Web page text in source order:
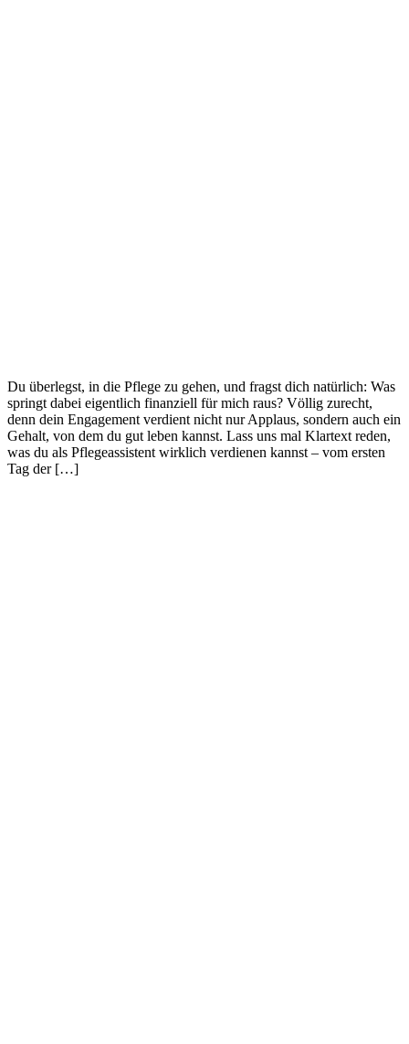
Du überlegst, in die Pflege zu gehen, und fragst dich natürlich: Was
springt dabei eigentlich finanziell für mich raus? Völlig zurecht,
denn dein Engagement verdient nicht nur Applaus, sondern auch ein
Gehalt, von dem du gut leben kannst. Lass uns mal Klartext reden,
was du als Pflegeassistent wirklich verdienen kannst – vom ersten
Tag der […]